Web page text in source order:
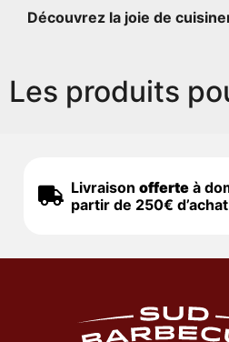
Découvrez la joie de
Les produits
Livraison offerte à
partir de 250€